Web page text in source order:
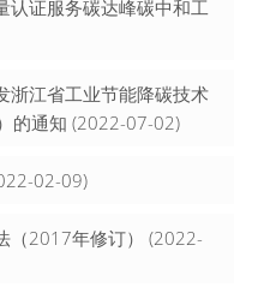
认证服务碳达峰碳中和工
浙江省工业节能降碳技术
的通知 (2022-07-02)
02-09)
2017年修订）
(2022-